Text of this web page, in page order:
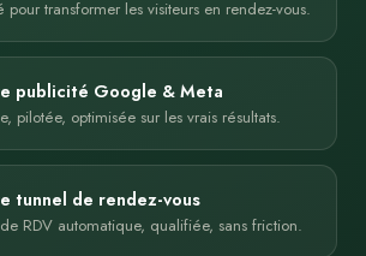
pour transformer les visiteurs en rendez-vous.
publicité Google & Meta
pilotée, optimisée sur les vrais résultats.
tunnel de rendez-vous
RDV automatique, qualifiée, sans friction.